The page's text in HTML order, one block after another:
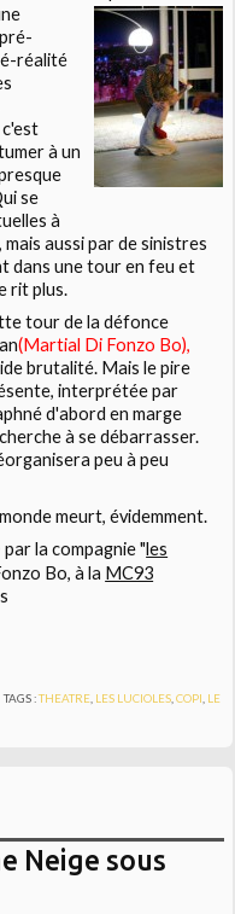
réalité
à un
se
à
aussi par de sinistres
dans une tour en feu et
rit plus.
tour de la défonce
(Martial Di Fonzo Bo),
brutalité. Mais le pire
interprétée par
d'abord en marge
à se débarrasser.
peu à peu
meurt, évidemment.
par la compagnie"les
Bo, à la MC93
TAGS :THEATRE, LES LUCIOLES,COPI, LE
Neige sous